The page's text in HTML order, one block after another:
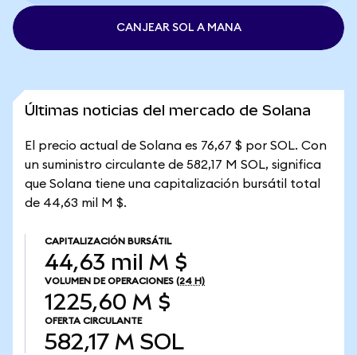
CANJEAR SOL A MANA
Últimas noticias del mercado de Solana
El precio actual de Solana es 76,67 $ por SOL. Con
un suministro circulante de 582,17 M SOL, significa
que Solana tiene una capitalización bursátil total
de 44,63 mil M $.
CAPITALIZACIÓN BURSÁTIL
44,63 mil M $
VOLUMEN DE OPERACIONES (24 H)
1225,60 M $
OFERTA CIRCULANTE
582,17 M SOL